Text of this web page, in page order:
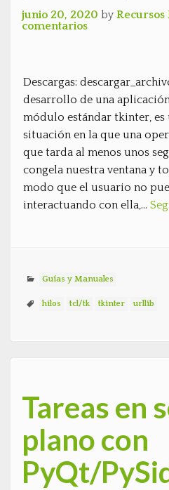
junio 20, 2020 by Recursos
comentarios
Descargas:
desarrollo de una
módulo estándar tkinter, es
situación en la que una
que tarda al menos unos
congela nuestra ventana y
modo que el usuario no
interactuando con ella,…
Guías y Manuales
hilos tcl/tk tkinter urllib
Tareas en
plano con
PyQt/